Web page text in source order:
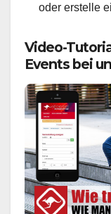
oder erstelle
Video-
Events bei